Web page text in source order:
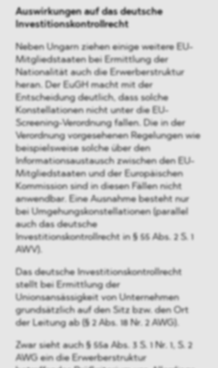
Auswirkungen auf das deutsche
Investitionskontrollrecht
Neben Ungarn ziehen einige weitere EU-
Mitgliedstaaten bei Ermittlung der
Nationalität auch die Erwerberstruktur
heran. Der EuGH macht mit der
Entscheidung deutlich, dass solche
Konstellationen nicht unter die EU-
Screening-Verordnung fallen. Die in der
Verordnung vorgesehenen Regelungen wie
beispielsweise solche über den
Informationsaustausch zwischen den EU-
Mitgliedstaaten und der Europäischen
Kommission sind in diesen Fällen nicht
anwendbar. Eine Ausnahme besteht nur
bei Umgehungskonstellationen (parallel
auch das deutsche
Investitionskontrollrecht in § 55 Abs. 2 S. 1
AWV).
Das deutsche Investitionskontrollrecht
stellt bei Ermittlung der
Unionsansässigkeit von Unternehmen
grundsätzlich auf den Sitz bzw. den Ort
der Leitung ab (§ 2 Abs. 18 Nr. 2 AWG).
Zwar sieht auch § 55a Abs. 3 S. 1 Nr. 1, S. 2
AWG ein die Erwerberstruktur